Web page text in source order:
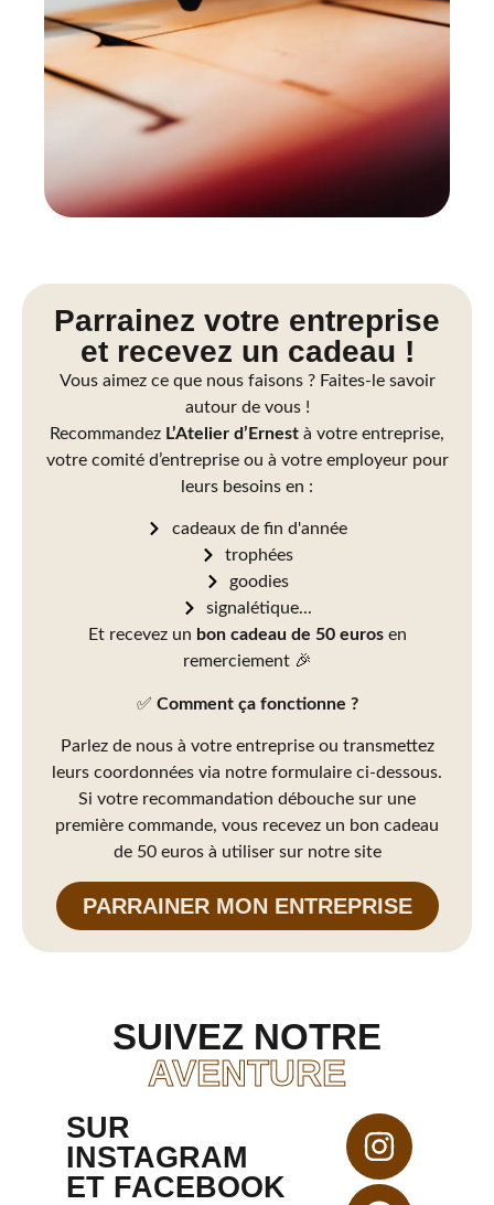
Parrainez votre entreprise
et recevez un cadeau !
Vous aimez ce que nous faisons ? Faites-le savoir
autour de vous !
Recommandez L’Atelier d’Ernest à votre entreprise,
votre comité d’entreprise ou à votre employeur pour
leurs besoins en :
cadeaux de fin d'année
trophées
goodies
signalétique...
Et recevez un bon cadeau de 50 eurosen
remerciement 🎉
✅ Comment ça fonctionne ?
Parlez de nous à votre entreprise ou transmettez
leurs coordonnées via notre formulaire ci-dessous.
Si votre recommandation débouche sur une
première commande, vous recevez un bon cadeau
de 50 euros à utiliser sur notre site
PARRAINER MON ENTREPRISE
SUIVEZ NOTRE
AVENTURE
SUR
INSTAGRAM
ET FACEBOOK